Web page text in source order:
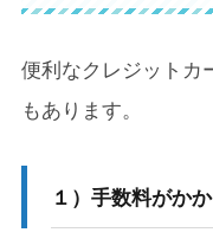
便利なクレジットカ
もあります。
１）手数料がか